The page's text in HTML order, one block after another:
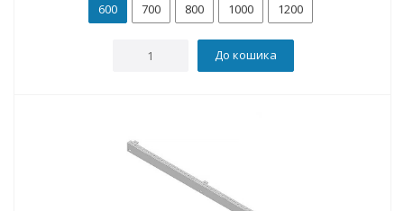
600 700 800 1000 1200
До кошика